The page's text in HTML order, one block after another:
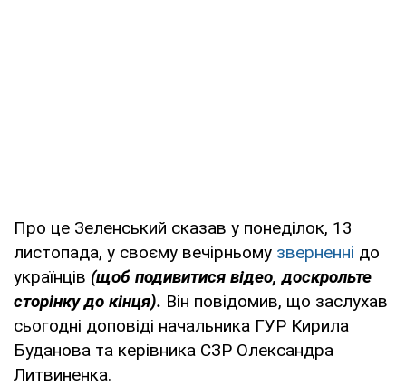
Про це Зеленський сказав у понеділок, 13
листопада, у своєму вечірньому зверненні до
українців (щоб подивитися відео, доскрольте
сторінку до кінця). Він повідомив, що заслухав
сьогодні доповіді начальника ГУР Кирила
Буданова та керівника СЗР Олександра
Литвиненка.